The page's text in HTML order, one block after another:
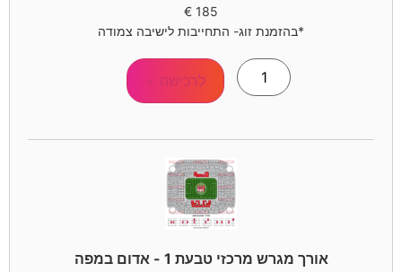
185
€
*בהזמנת זוג- התחייבות לישיבה צמודה
לרכישה >
אורך מגרש מרכזי טבעת 1 - אדום במפה